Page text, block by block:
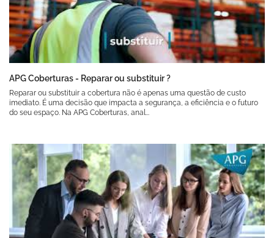
APG Coberturas - Reparar ou substituir ?
Reparar ou substituir a cobertura não é apenas uma questão de custo
imediato. É uma decisão que impacta a segurança, a eficiência e o futuro
do seu espaço. Na APG Coberturas, anal...